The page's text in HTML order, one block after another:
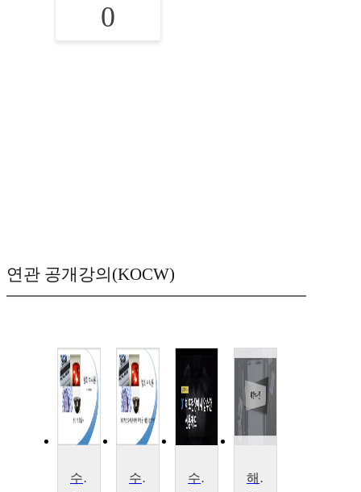
0
연관 공개강의(KOCW)
수사론 II 수사론 I 수사증거론 해양수사론